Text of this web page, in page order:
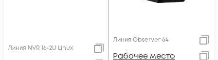
Линия NVR 16-2U Linux
Линия Observer 64
Рабочее место